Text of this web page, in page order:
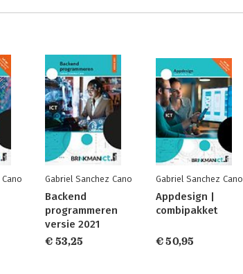
Gabriel Sanchez Cano
Backend
programmeren
versie 2021
€ 53,25
Gabriel Sanchez Cano
Appdesign |
combipakket
€ 50,95